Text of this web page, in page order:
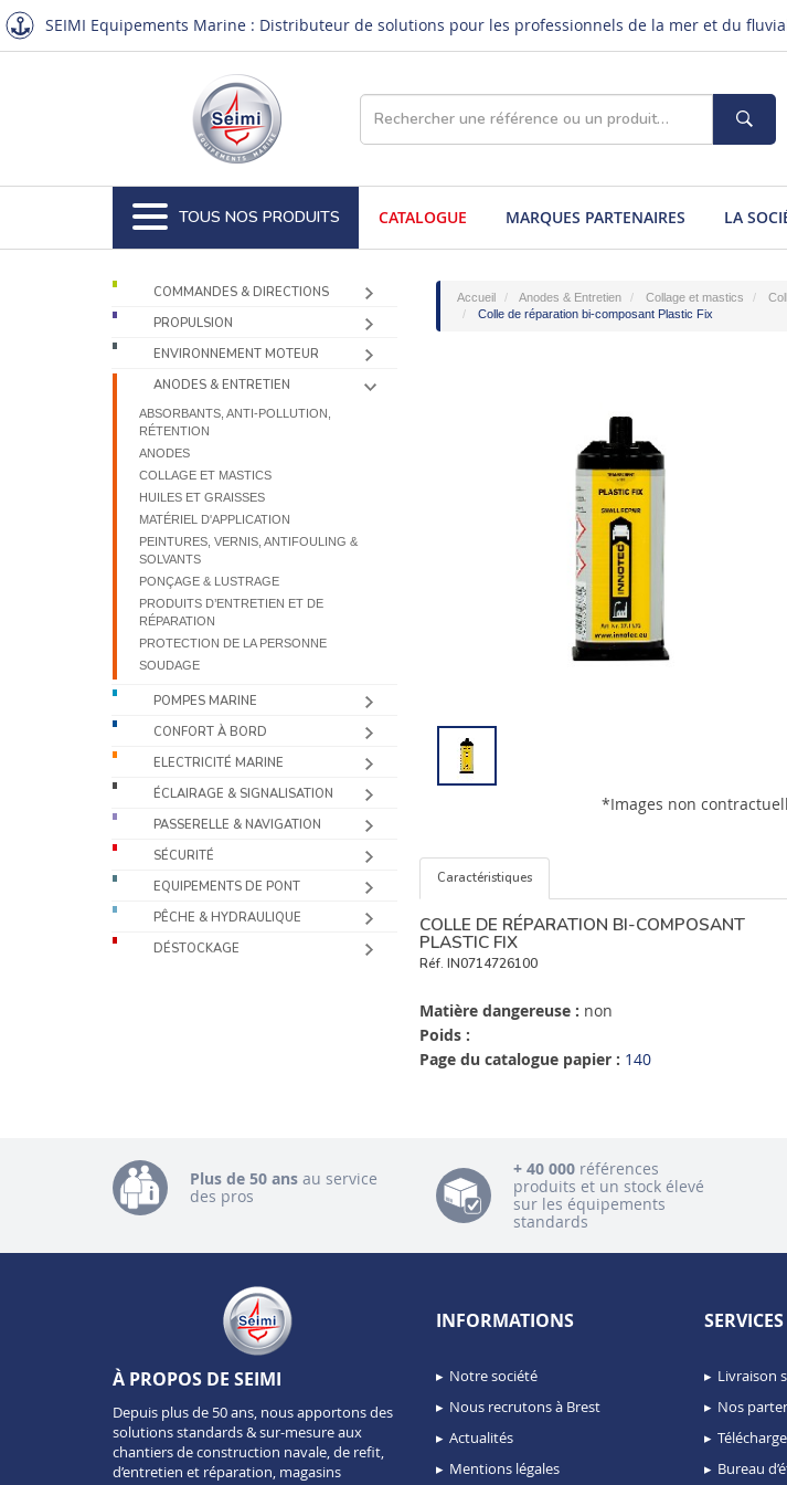
SEIMI Equipements Marine : Distributeur de solutions pour les professionnels de la mer et du
TOUS NOS PRODUITS CATALOGUE MARQUES PARTENAIRES LA
COMMANDES & DIRECTIONS
PROPULSION
ENVIRONNEMENT MOTEUR
ANODES & ENTRETIEN
ABSORBANTS, ANTI-POLLUTION,
RÉTENTION
ANODES
COLLAGE ET MASTICS
HUILES ET GRAISSES
MATÉRIEL D'APPLICATION
PEINTURES, VERNIS, ANTIFOULING &
SOLVANTS
PONÇAGE & LUSTRAGE
PRODUITS D’ENTRETIEN ET DE
RÉPARATION
PROTECTION DE LA PERSONNE
SOUDAGE
POMPES MARINE
CONFORT À BORD
ELECTRICITÉ MARINE
ÉCLAIRAGE & SIGNALISATION
PASSERELLE & NAVIGATION
SÉCURITÉ
EQUIPEMENTS DE PONT
PÊCHE & HYDRAULIQUE
DÉSTOCKAGE
Accueil Anodes & Entretien Collage et mastics
Colle de réparation bi-composant Plastic Fix
*Images non
Caractéristiques
COLLE DE RÉPARATION BI-COMPOSANT
PLASTIC FIX
Réf. IN0714726100
Matière dangereuse : non
Poids :
Page du catalogue papier : 140
Plus de 50 ans au service
des pros
+ 40 000 références
produits et un stock élevé
sur les équipements
standards
À PROPOS DE SEIMI
Depuis plus de 50 ans, nous apportons des
solutions standards & sur-mesure aux
chantiers de construction navale, de refit,
d’entretien et réparation, magasins
INFORMATIONS
Notre société
Nous recrutons à Brest
Actualités
Mentions légales
SERVICES
Livraison
Nos
Bureau
consentement des informations liées à votre
sont stockées ou lues sur votre
visitées etc.) par SEIMI, afin de mesurer
votre expérience en vous proposant du
l'utilisation de ces cookies ?